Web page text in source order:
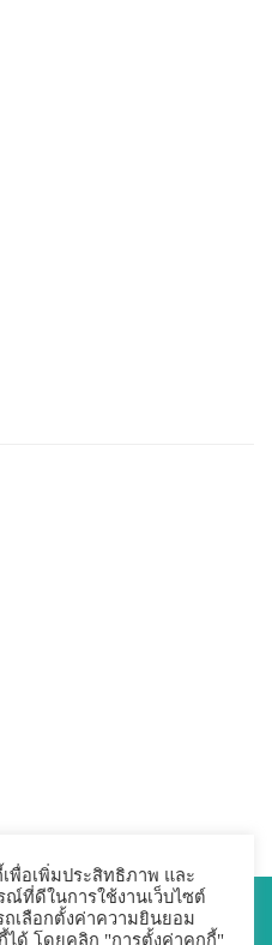
Co.,ltd. All Rights Reserved.
เพื่อเพิ่มประสิทธิภาพ และ
ณ์ที่ดีในการใช้งานเว็บไซต์
เลือกตั้งค่าความยินยอม
ได้ โดยคลิก "การตั้งค่าคุกกี้"